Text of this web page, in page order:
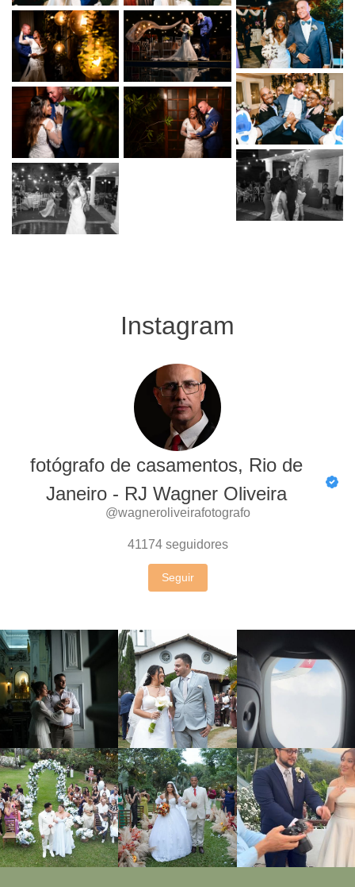
Instagram
fotógrafo de casamentos, Rio de
Janeiro - RJ Wagner Oliveira
@wagneroliveirafotografo
41174 seguidores
Seguir